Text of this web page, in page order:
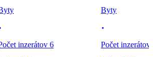
inzerátov 6
Byty
Počet inzerátov